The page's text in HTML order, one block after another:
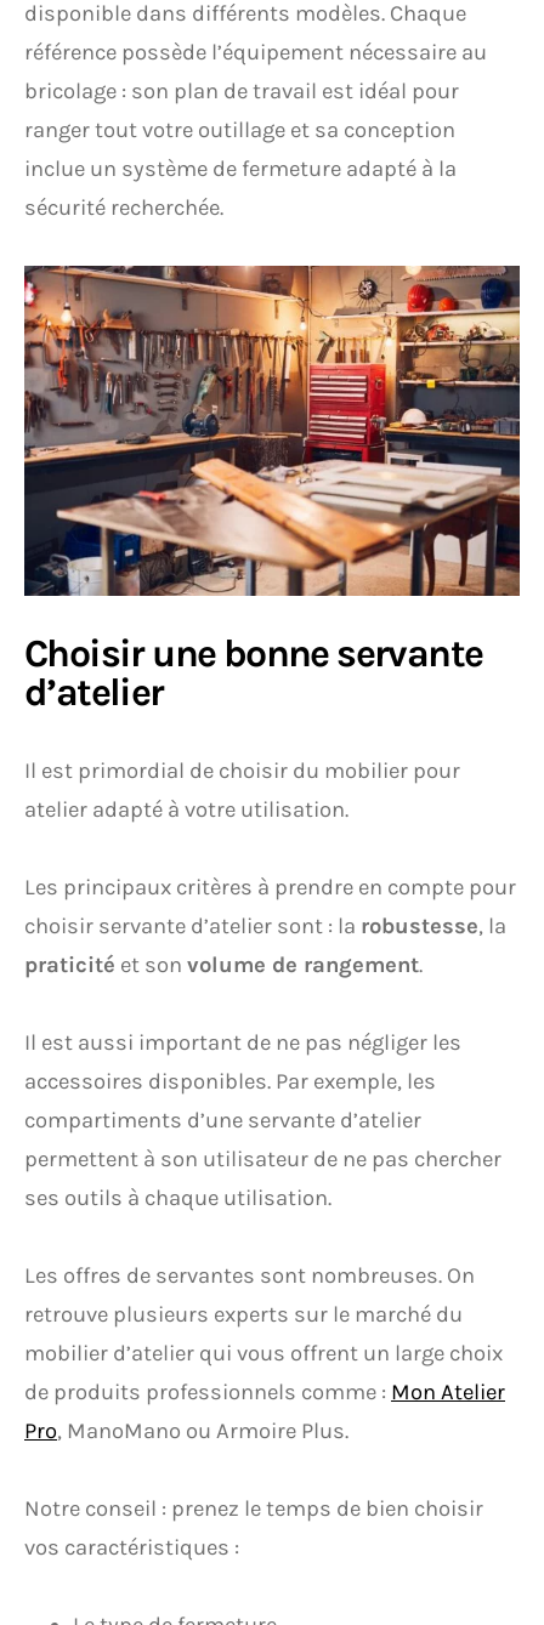
disponible dans différents modèles. Chaque
référence possède l’équipement nécessaire au
bricolage : son plan de travail est idéal pour
ranger tout votre outillage et sa conception
inclue un système de fermeture adapté à la
sécurité recherchée.
Choisir une bonne servante
d’atelier
Il est primordial de choisir du mobilier pour
atelier adapté à votre utilisation.
Les principaux critères à prendre en compte pour
choisir servante d’atelier sont : la robustesse, la
praticité et son volume de rangement.
Il est aussi important de ne pas négliger les
accessoires disponibles. Par exemple, les
compartiments d’une servante d’atelier
permettent à son utilisateur de ne pas chercher
ses outils à chaque utilisation.
Les offres de servantes sont nombreuses. On
retrouve plusieurs experts sur le marché du
mobilier d’atelier qui vous offrent un large choix
de produits professionnels comme : Mon Atelier
Pro, ManoMano ou Armoire Plus.
Notre conseil : prenez le temps de bien choisir
vos caractéristiques :